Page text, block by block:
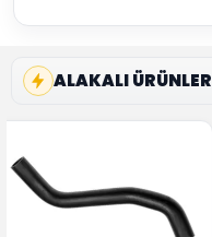
ALAKALI ÜRÜNLER